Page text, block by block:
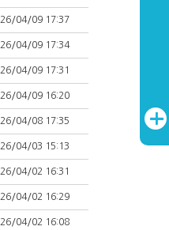
26/04/09 17:37
26/04/09 17:34
26/04/09 17:31
26/04/09 16:20
26/04/08 17:35
26/04/03 15:13
26/04/02 16:31
26/04/02 16:29
26/04/02 16:08